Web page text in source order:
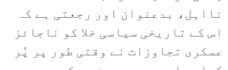
نااہل، بدعنوان اور رجعتی ہے کہ
اس کے تاریخی سیاسی خلا کو ناجائز
عسکری تجاوزات نے وقتی طور پر پُر